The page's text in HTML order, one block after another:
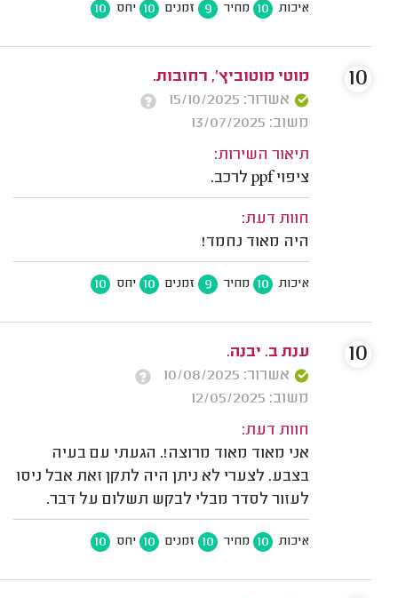
איכות 10 מחיר 9 זמנים 10 יחס 10
מוטי מוטוביץ', רחובות.
אשרור: 15/10/2025
משוב: 13/07/2025
תיאור השירות:
ציפוי ppf לרכב.
חוות דעת:
היה מאוד נחמד!
איכות 10 מחיר 9 זמנים 10 יחס 10
10
ענת ב. יבנה.
אשרור: 10/08/2025
משוב: 12/05/2025
חוות דעת:
אני מאוד מאוד מרוצה!. הגעתי עם בעיה
בצבע. לצערי לא ניתן היה לתקן זאת אבל ניסו
לעזור לסדר מבלי לבקש תשלום על דבר.
איכות 10 מחיר 10 זמנים 10 יחס 10
10